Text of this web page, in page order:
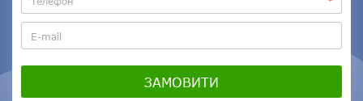
ЗАМОВИТИ